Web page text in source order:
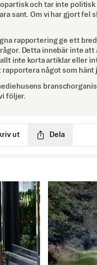
opartisk och tar inte
sant. Om vi har gjort fel
rapportering ge ett
Detta innebär inte att
inte korta artiklar eller
något som hänt
följer.
ut Dela